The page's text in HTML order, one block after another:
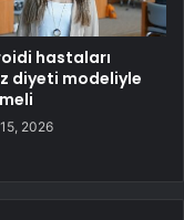
hastaları
diyeti modeliyle
2026